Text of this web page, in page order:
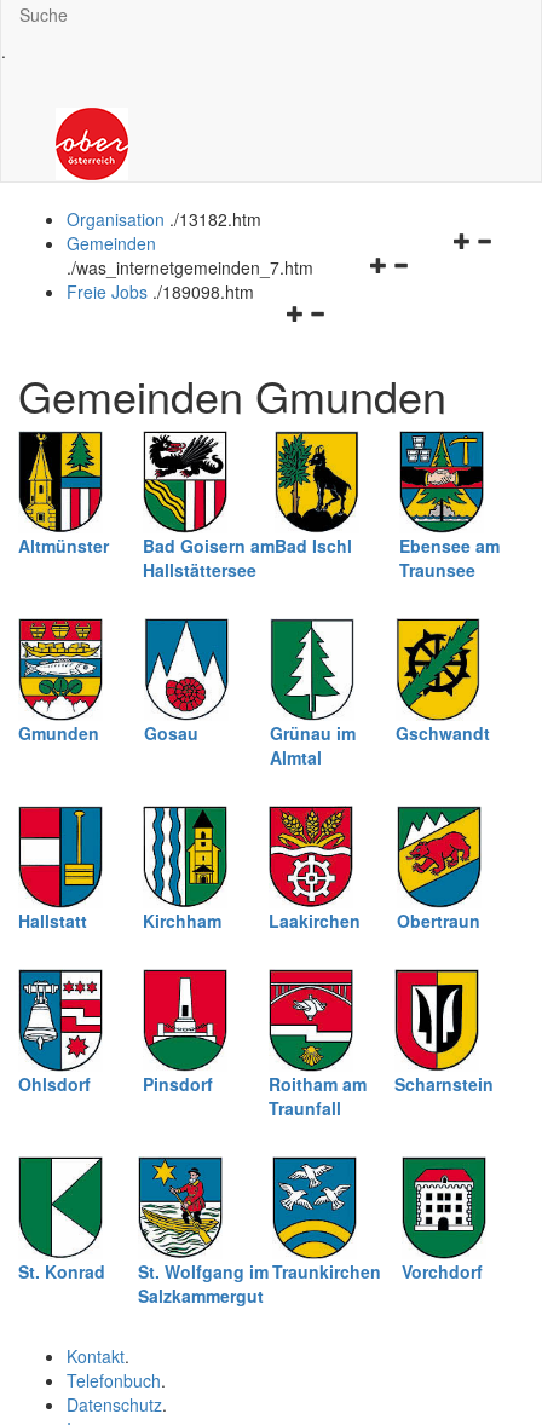
Suche
.
Organisation ./13182.htm
Navigationsmenü
Gemeinden
./was_internetgemeinden_7.htm
Navigationsmenü
schließen
Freie Jobs ./189098.htm
Gemeinden Gmunden
Altmünster
Bad Goisern am
Hallstättersee
Bad Ischl
Ebensee am
Traunsee
Gmunden Gosau
Grünau im
Almtal
Gschwandt
Hallstatt Kirchham Laakirchen Obertraun
Ohlsdorf Pinsdorf
Roitham am
Traunfall
Scharnstein
St. Konrad
St. Wolfgang im
Salzkammergut
Traunkirchen Vorchdorf
Kontakt.
Telefonbuch.
Datenschutz.